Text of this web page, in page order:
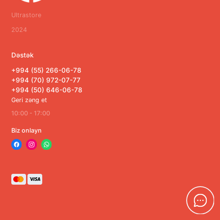
Təhlükəsizlik sistemləri
Avtomobil elektronikası
Hamısını göstər
Ultrastore
2024
Dəstək
+994 (55) 266-06-78
+994 (70) 972-07-77
+994 (50) 646-06-78
Geri zəng et
10:00 - 17:00
Biz onlayn